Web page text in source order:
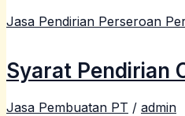
Jasa Pendirian Perseroan
Syarat Pendirian
Jasa Pembuatan PT / admin